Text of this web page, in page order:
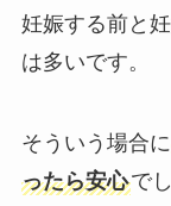
妊娠する前と
は多いです。
そういう場合に
ったら安心で